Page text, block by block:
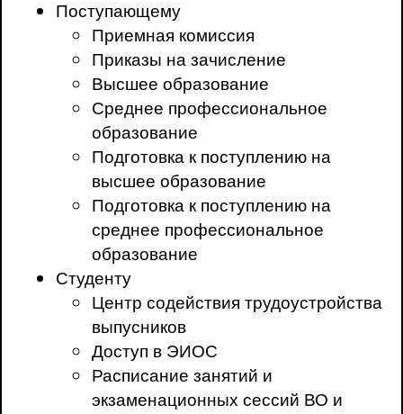
Поступающему
Приемная комиссия
Приказы на зачисление
Высшее образование
Среднее профессиональное
образование
Подготовка к поступлению на
высшее образование
Подготовка к поступлению на
среднее профессиональное
образование
Студенту
Центр содействия трудоустройства
выпусников
Доступ в ЭИОС
Расписание занятий и
экзаменационных сессий ВО и